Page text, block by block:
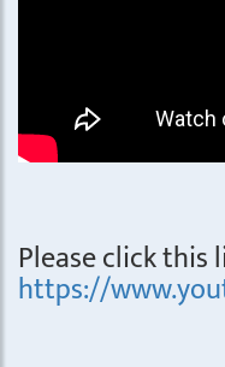
Please click this
https://